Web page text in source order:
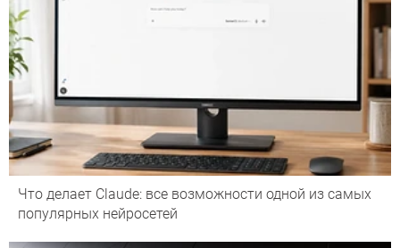
Что делает Сlaude: все возможности одной из самых
популярных нейросетей